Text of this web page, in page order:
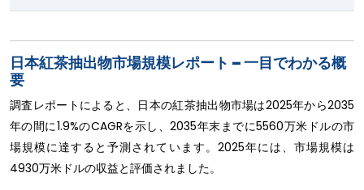
日本紅茶抽出物市場規模レポート – 一目でわかる概
要
調査レポートによると、日本の紅茶抽出物市場は2025年から2035
年の間に1.9%のCAGRを示し、2035年末までに5560万米ドルの市
場規模に達すると予測されています。2025年には、市場規模は
4930万米ドルの収益と評価されました。